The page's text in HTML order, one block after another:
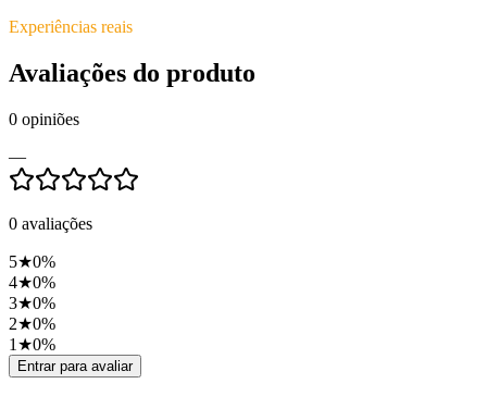
Experiências reais
Avaliações do produto
0 opiniões
—
0 avaliações
5★0%
4★0%
3★0%
2★0%
1 ★0%
Entrar para avaliar